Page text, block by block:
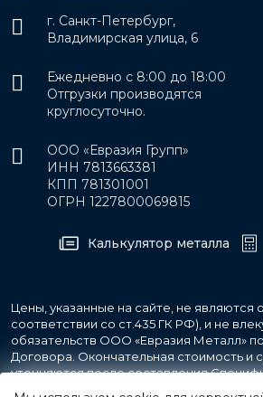
г. Санкт-Петербург,
Владимирская улица, 6
Ежедневно с 8:00 до 18:00
Отгрузки производятся
круглосуточно.
ООО «Евразия Групп»
ИНН 7813663381
КПП 781301001
ОГРН 1227800069815
Калькулятор металла
Цены, указанные на сайте, не являются
соответствии со ст.435 ГК РФ), и не
обязательств ООО «Евразия Металл»
Договора. Окончательная стоимость и
уточняются после составления
фиксируются в Счете на оплату, а